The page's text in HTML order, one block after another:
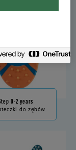
0-2 years
do zębów